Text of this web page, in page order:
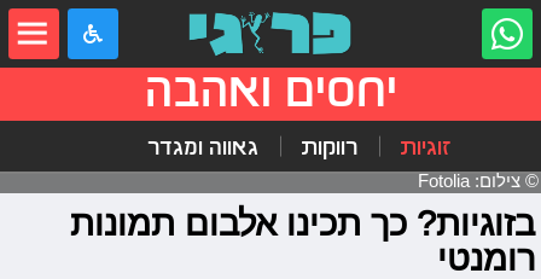
יחסים ואהבה
זוגיות רווקות גאווה ומגדר
© צילום: Fotolia
בזוגיות? כך תכינו אלבום תמונות
רומנטי